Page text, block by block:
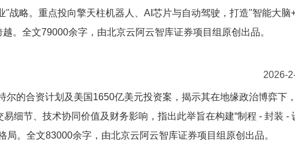
战略。重点投向擎天柱机器人、AI芯片与自动驾驶，打造"智能大脑
。全文79000余字，由北京云阿云智库证券项目组原创出品。
2026-
的合资计划及美国1650亿美元投资案，揭示其在地缘政治博弈下
细节、技术协同价值及财务影响，指出此举旨在构建“制程 - 封装 -
。全文83000余字，由北京云阿云智库证券项目组原创出品。